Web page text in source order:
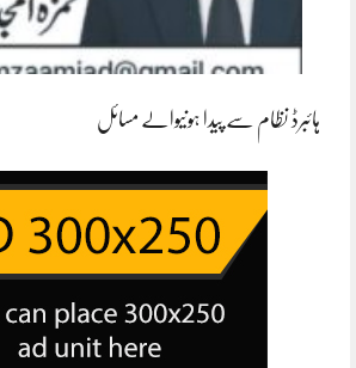
ہائبرڈ نظام سے پیدا ہونیوالے مسائل